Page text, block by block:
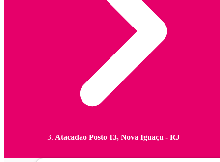
Atacadão Posto 13, Nova Iguaçu - RJ